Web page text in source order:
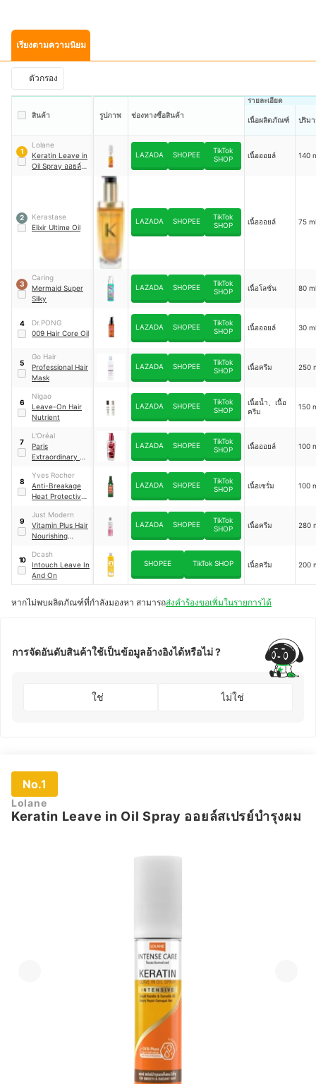
เรียงตามความนิยม
ตัวกรอง
สินค้า รูปภาพ ช่องทางซื้อสินค้า
รายละเอียด
เนื้อผลิตภัณฑ์ ปริม
1
Lolane
Keratin Leave in
Oil Spray ออยล์ส
LAZADA SHOPEE
TikTok
SHOP
เนื้อออยล์ 140
2
Kerastase
Elixir Ultime Oil
LAZADA SHOPEE
TikTok
SHOP
เนื้อออยล์ 75 ml
3
Caring
Mermaid Super
Silky
LAZADA SHOPEE
TikTok
SHOP
เนื้อโลชั่น 80 ml
4
Dr.PONG
009 Hair Core Oil
LAZADA SHOPEE
TikTok
SHOP
เนื้อออยล์ 30 ml
5
Go Hair
Professional Hair
Mask
LAZADA SHOPEE
TikTok
SHOP
เนื้อครีม 250
6
Nigao
Leave-On Hair
Nutrient
LAZADA SHOPEE
TikTok
SHOP
เนื้อน้ำ、เนื้อ
ครีม
150
7
L'Oréal
Paris
Extraordinary Oil
LAZADA SHOPEE
TikTok
SHOP
เนื้อออยล์ 100
8
Yves Rocher
Anti-Breakage
Heat Protective
LAZADA SHOPEE
TikTok
SHOP
เนื้อเซรั่ม 100
9
Just Modern
Vitamin Plus Hair
Nourishing
and Damaged
Hair
LAZADA SHOPEE
TikTok
SHOP
เนื้อครีม 280
10
Dcash
Intouch Leave In
And On
SHOPEE TikTok SHOP เนื้อครีม 200
หากไม่พบผลิตภัณฑ์ที่กำลังมองหา สามารถส่งคำร้องขอเพิ่มในรายการได้
การจัดอันดับสินค้าใช้เป็นข้อมูลอ้างอิงได้หรือไม่ ?
ใช่ ไม่ใช่
No.1
Lolane
Keratin Leave in Oil Spray ออยล์สเปรย์บำรุงผม